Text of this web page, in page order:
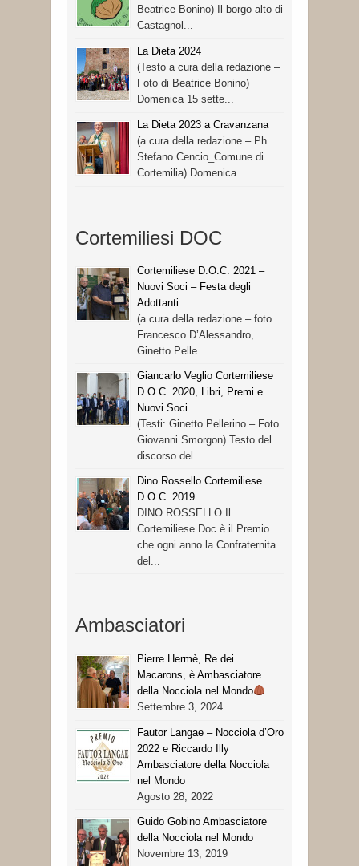
Beatrice Bonino) Il borgo alto di
Castagnol...
La Dieta 2024
(Testo a cura della redazione –
Foto di Beatrice Bonino)
Domenica 15 sette...
La Dieta 2023 a Cravanzana
(a cura della redazione – Ph
Stefano Cencio_Comune di
Cortemilia) Domenica...
Cortemiliesi DOC
Cortemiliese D.O.C. 2021 –
Nuovi Soci – Festa degli
Adottanti
(a cura della redazione – foto
Francesco D’Alessandro,
Ginetto Pelle...
Giancarlo Veglio Cortemiliese
D.O.C. 2020, Libri, Premi e
Nuovi Soci
(Testi: Ginetto Pellerino – Foto
Giovanni Smorgon) Testo del
discorso del...
Dino Rossello Cortemiliese
D.O.C. 2019
DINO ROSSELLO Il
Cortemiliese Doc è il Premio
che ogni anno la Confraternita
del...
Ambasciatori
Pierre Hermè, Re dei
Macarons, è Ambasciatore
della Nocciola nel Mondo
Settembre 3, 2024
Fautor Langae – Nocciola d’Oro
2022 e Riccardo Illy
Ambasciatore della Nocciola
nel Mondo
Agosto 28, 2022
Guido Gobino Ambasciatore
della Nocciola nel Mondo
Novembre 13, 2019